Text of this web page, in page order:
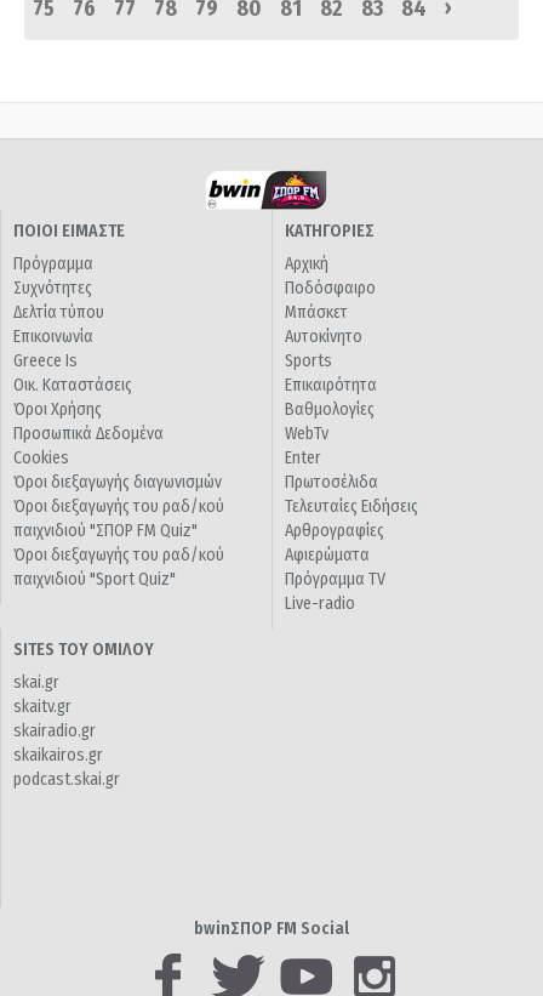
75
76 77 78 79 80 81 82 83 84 ›
ΠΟΙΟΙ ΕΙΜΑΣΤΕ
Πρόγραμμα
Συχνότητες
Δελτία τύπου
Επικοινωνία
Greece Is
Οικ. Καταστάσεις
Όροι Χρήσης
Προσωπικά Δεδομένα
Cookies
Όροι διεξαγωγής διαγωνισμών
Όροι διεξαγωγής του ραδ/κού
παιχνιδιού "ΣΠΟΡ FM Quiz"
Όροι διεξαγωγής του ραδ/κού
παιχνιδιού "Sport Quiz"
ΚΑΤΗΓΟΡΙΕΣ
Αρχική
Ποδόσφαιρο
Μπάσκετ
Αυτοκίνητο
Sports
Επικαιρότητα
Βαθμολογίες
WebTv
Enter
Πρωτοσέλιδα
Τελευταίες Ειδήσεις
Αρθρογραφίες
Αφιερώματα
Πρόγραμμα TV
Live-radio
SITES ΤΟΥ ΟΜΙΛΟΥ
skai.gr
skaitv.gr
skairadio.gr
skaikairos.gr
podcast.skai.gr
bwinΣΠΟΡ FM Social